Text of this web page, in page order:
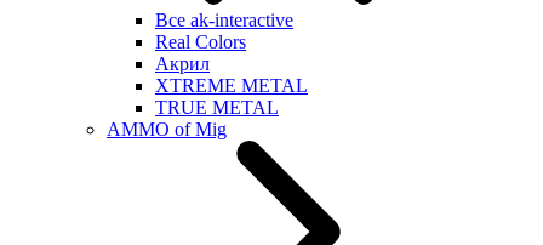
Все ak-interactive
Real Colors
Акрил
XTREME METAL
TRUE METAL
AMMO of Mig